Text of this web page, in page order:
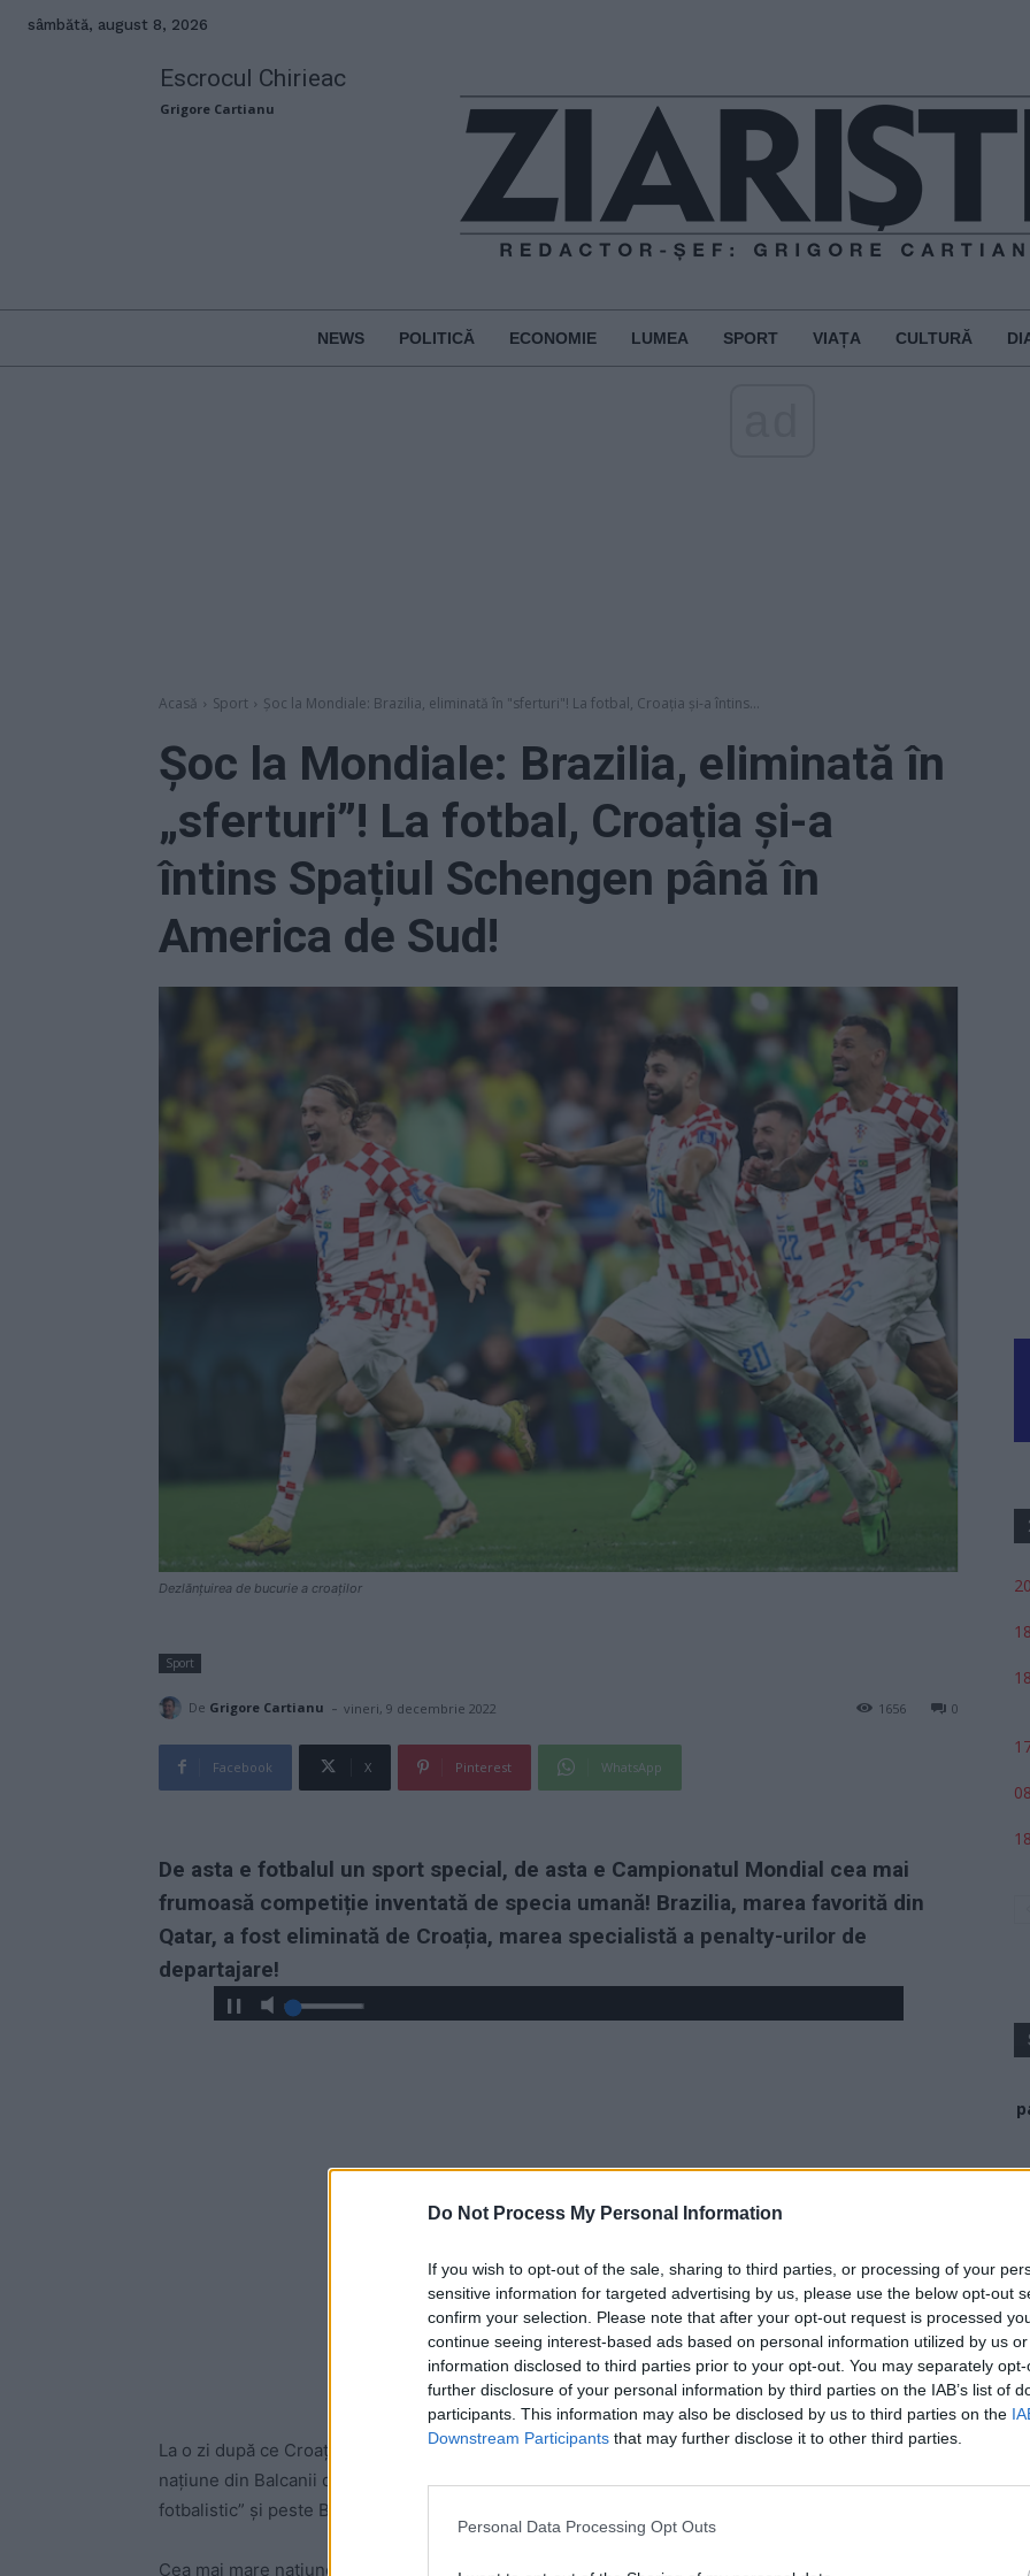
Do Not Process My Personal Information
If you wish to opt-out of the sale, sharing to third parties, or processing of your
sensitive information for targeted advertising by us, please use the below opt-out
confirm your selection. Please note that after your opt-out request is processed
continue seeing interest-based ads based on personal information utilized by us
information disclosed to third parties prior to your opt-out. You may separately
further disclosure of your personal information by third parties on the IAB’s list of
participants. This information may also be disclosed by us to third parties on the
Downstream Participants that may further disclose it to other third parties.
Personal Data Processing Opt Outs
sâmbătă, august 8, 2026
Escrocul Chirieac
Grigore Cartianu
NEWS POLITICĂ ECONOMIE LUMEA SPORT VIAȚA CULTURĂ
Acasă Sport Șoc la Mondiale: Brazilia, eliminată în "sferturi"! La fotbal, Croația și-a întins...
Șoc la Mondiale: Brazilia, eliminată în
„sferturi”! La fotbal, Croația și-a
întins Spațiul Schengen până în
America de Sud!
Dezlănțuirea de bucurie a croaților
Sport
De Grigore Cartianu - vineri, 9 decembrie 2022 0
1656
Facebook X Pinterest WhatsApp
De asta e fotbalul un sport special, de asta e Campionatul Mondial cea mai
frumoasă competiție inventată de specia umană! Brazilia, marea favorită din
Qatar, a fost eliminată de Croația, marea specialistă a penalty-urilor de
departajare!
La o zi după ce Croația a fost admisă în Spațiul Schengen (România și Bulgaria – nu), micuța
națiune din Balcanii de Vest și-a oferit o nouă bucurie fantastică: a întins „Spațiul Schengen
fotbalistic” și peste Brazilia, dincolo de Atlantic!
Cea mai mare națiune fotbalistică a lumii (Brazilia – 214 milioane de locuitori) a fost eliminată de